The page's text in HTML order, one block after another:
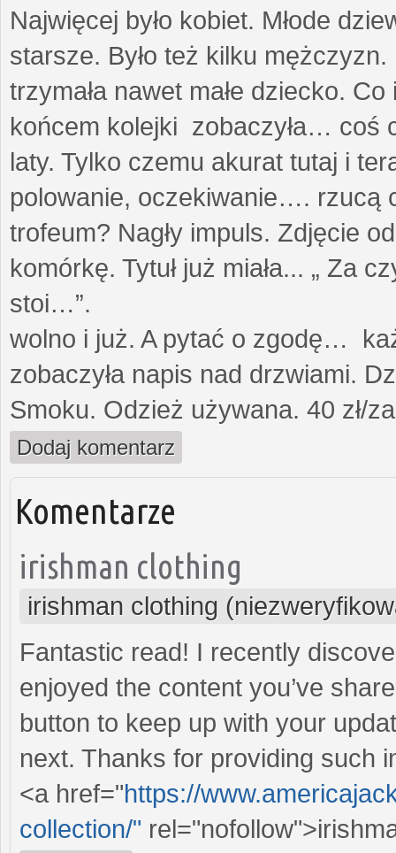
Najwięcej było kobiet. Młode
starsze. Było też kilku
trzymała nawet małe dziecko.
końcem kolejki zobaczyła… coś
laty. Tylko czemu akurat tutaj i
polowanie, oczekiwanie…. rzucą
trofeum? Nagły impuls. Zdjęcie
komórkę. Tytuł już miała... „ Za
stoi…”.
wolno i już. A pytać o zgodę…
zobaczyła napis nad drzwiami.
Smoku. Odzież używana. 40 zł/
Dodaj komentarz
Komentarze
irishman clothing
irishman clothing
Fantastic read! I recently
enjoyed the content you’ve
button to keep up with your
next. Thanks for providing such
<a href="https://
collection/"